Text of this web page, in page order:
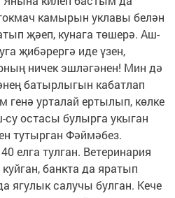
камырын уклавы белән
җәеп, кунага төшерә. Аш-
җибәрергә иде үзен,
ничек эшләгәнен! Мин дә
батырлыгын кабатлап
урталай ертылып, көлке
остасы булырга укыган
тутырган Фәймәбез.
елга тулган. Ветеринария
банкта да яратып
ягулык салучы булган. Кече